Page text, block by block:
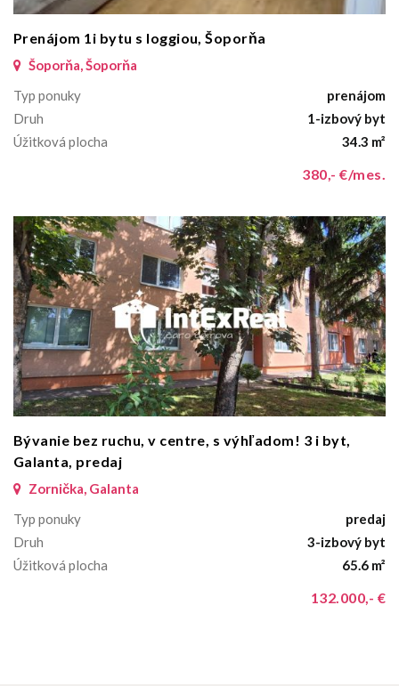
Prenájom 1i bytu s loggiou, Šoporňa
Šoporňa, Šoporňa
Typ ponuky
prenájom
Druh
1-izbový byt
Úžitková plocha
34.3 m²
380,- €/mes.
Bývanie bez ruchu, v centre, s výhľadom! 3 i byt,
Galanta, predaj
Zornička, Galanta
Typ ponuky
predaj
Druh
3-izbový byt
Úžitková plocha
65.6 m²
132.000,- €